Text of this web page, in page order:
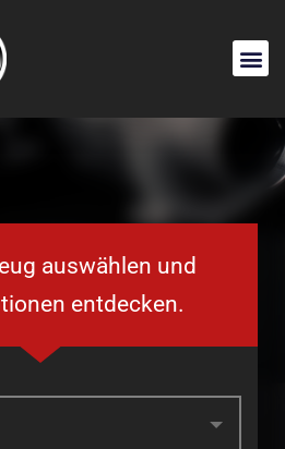
auswählen und
entdecken.